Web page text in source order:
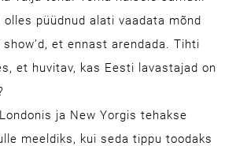
püüdnud alati vaadata mõnd
et ennast arendada. Tihti
et huvitav, kas Eesti lavastajad on
ja New Yorgis tehakse
meeldiks, kui seda tippu toodaks